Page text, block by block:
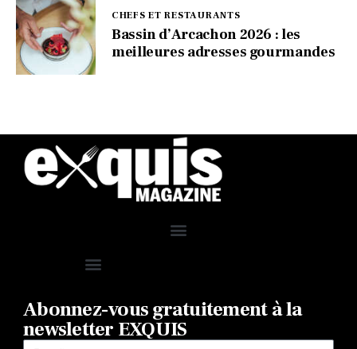
CHEFS ET RESTAURANTS
Bassin d’Arcachon 2026 : les
meilleures adresses gourmandes
Abonnez-vous gratuitement à la
newsletter EXQUIS